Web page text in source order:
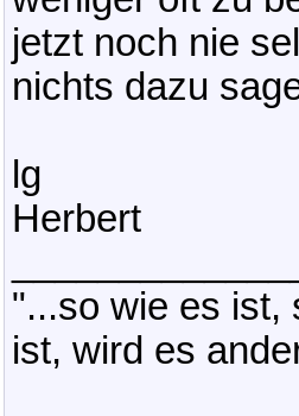
jetzt noch nie
nichts dazu
lg
Herbert
"...so wie es ist,
ist, wird es